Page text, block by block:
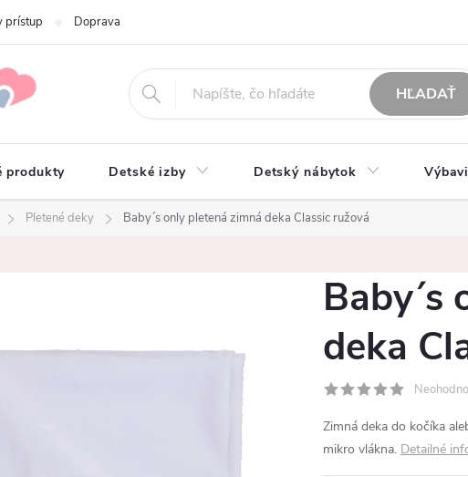
prístup Doprava
HĽADAŤ
produkty Detské izby Detský nábytok
Pletené deky Baby´s only pletená zimná deka Classic ružová
Baby´s
deka
Zimná deka do kočíka
mikro vlákna. Detailné